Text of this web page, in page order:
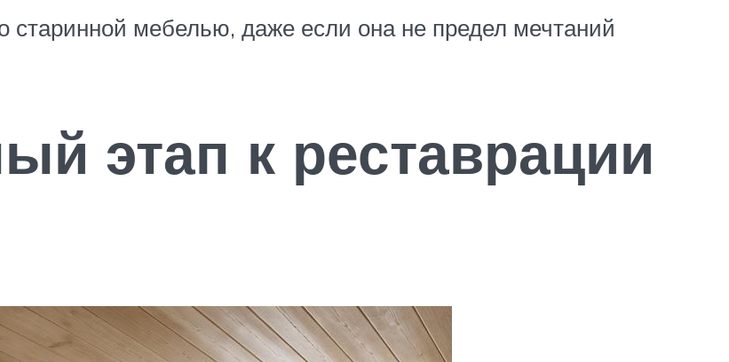
старинной мебелью, даже если она не предел мечтаний
этап к реставрации